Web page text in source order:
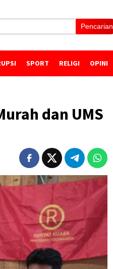
Pencarian
SPORT RELIGI OPINI
dan UMS